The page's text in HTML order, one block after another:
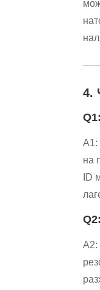
4.
A1:
на
ID
A2: